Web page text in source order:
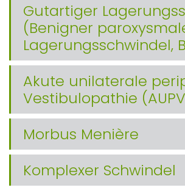
Gutartiger
(Benigner
Lagerungsschwindel,
Akute unilaterale
Vestibulopathie
Morbus Menière
Komplexer Schwindel